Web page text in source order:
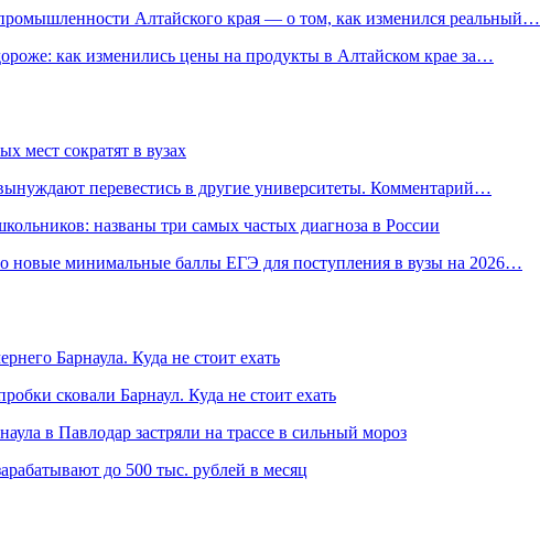
Алтайского края — о том, как изменился реальный…
как изменились цены на продукты в Алтайском крае за…
мест сократят в вузах
перевестись в другие университеты. Комментарий…
названы три самых частых диагноза в России
новые минимальные баллы ЕГЭ для поступления в вузы на 2026…
Барнаула. Куда не стоит ехать
сковали Барнаул. Куда не стоит ехать
в Павлодар застряли на трассе в сильный мороз
до 500 тыс. рублей в месяц